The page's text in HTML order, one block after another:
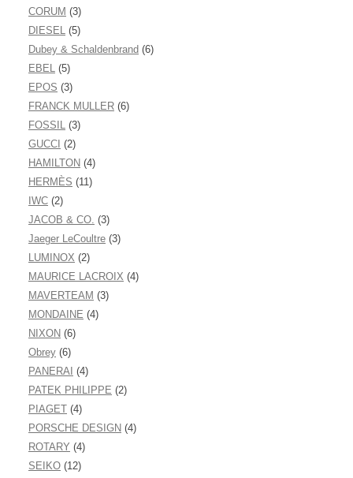
CORUM (3)
DIESEL (5)
Dubey & Schaldenbrand (6)
EBEL (5)
EPOS (3)
FRANCK MULLER (6)
FOSSIL (3)
GUCCI (2)
HAMILTON (4)
HERMÈS (11)
IWC (2)
JACOB & CO. (3)
Jaeger LeCoultre (3)
LUMINOX (2)
MAURICE LACROIX (4)
MAVERTEAM (3)
MONDAINE (4)
NIXON (6)
Obrey (6)
PANERAI (4)
PATEK PHILIPPE (2)
PIAGET (4)
PORSCHE DESIGN (4)
ROTARY (4)
SEIKO (12)